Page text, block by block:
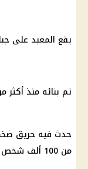
يقع المعبد على
تم بنائه منذ أكثر من 1200
حدث فيه حريق
من 100 ألف شخص عام 1657.